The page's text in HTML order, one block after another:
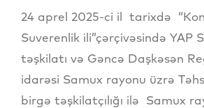
24 aprel 2025-ci il tarixdə
Suverenlik ili”çərçivəsində YAP
təşkilatı və Gəncə Daşkəsən
idarəsi Samux rayonu üzrə
birgə təşkilatçılığı ilə Samux